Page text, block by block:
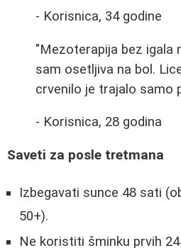
- Korisnica, 34 godine
"Mezoterapija bez igala
sam osetljiva na bol.
crvenilo je trajalo samo
- Korisnica, 28 godina
Saveti za posle tretmana
Izbegavati sunce 48 sati
50+).
Ne koristiti šminku prvih